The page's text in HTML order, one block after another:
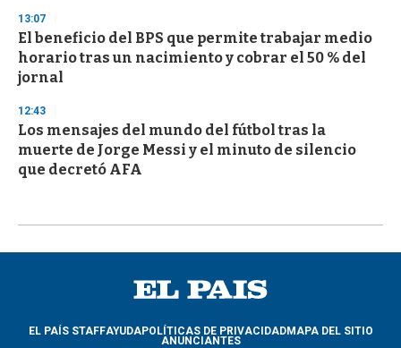
13:07
El beneficio del BPS que permite trabajar medio
horario tras un nacimiento y cobrar el 50 % del
jornal
12:43
Los mensajes del mundo del fútbol tras la
muerte de Jorge Messi y el minuto de silencio
que decretó AFA
EL PAÍS STAFFAYUDAPOLÍTICAS DE PRIVACIDADMAPA DEL SITIO
ANUNCIANTES